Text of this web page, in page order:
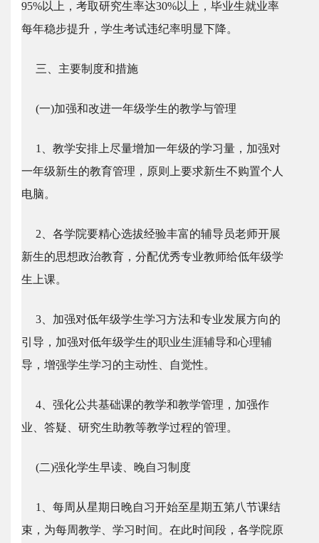
95%以上，考取研究生率达30%以上，毕业生就业率
每年稳步提升，学生考试违纪率明显下降。
三、主要制度和措施
(一)加强和改进一年级学生的教学与管理
1、教学安排上尽量增加一年级的学习量，加强对
一年级新生的教育管理，原则上要求新生不购置个人
电脑。
2、各学院要精心选拔经验丰富的辅导员老师开展
新生的思想政治教育，分配优秀专业教师给低年级学
生上课。
3、加强对低年级学生学习方法和专业发展方向的
引导，加强对低年级学生的职业生涯辅导和心理辅
导，增强学生学习的主动性、自觉性。
4、强化公共基础课的教学和教学管理，加强作
业、答疑、研究生助教等教学过程的管理。
(二)强化学生早读、晚自习制度
1、每周从星期日晚自习开始至星期五第八节课结
束，为每周教学、学习时间。在此时间段，各学院原